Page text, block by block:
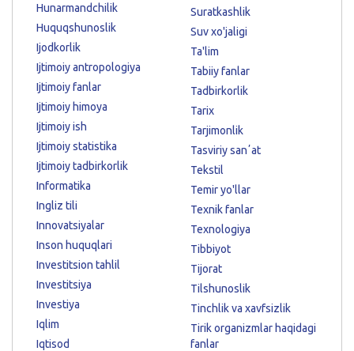
Hunarmandchilik
Huquqshunoslik
Ijodkorlik
Ijtimoiy antropologiya
Ijtimoiy fanlar
Ijtimoiy himoya
Ijtimoiy ish
Ijtimoiy statistika
Ijtimoiy tadbirkorlik
Informatika
Ingliz tili
Innovatsiyalar
Inson huquqlari
Investitsion tahlil
Investitsiya
Investiya
Iqlim
Iqtisod
Suratkashlik
Suv xo'jaligi
Ta'lim
Tabiiy fanlar
Tadbirkorlik
Tarix
Tarjimonlik
Tasviriy sanʼat
Tekstil
Temir yo'llar
Texnik fanlar
Texnologiya
Tibbiyot
Tijorat
Tilshunoslik
Tinchlik va xavfsizlik
Tirik organizmlar haqidagi
fanlar